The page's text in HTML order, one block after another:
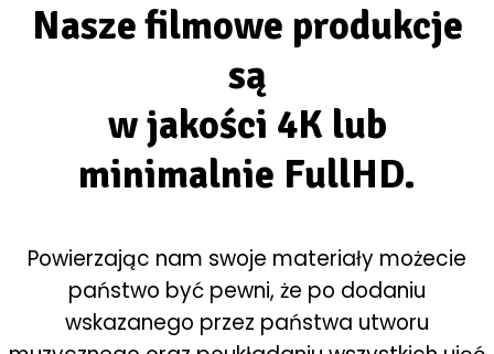
Nasze filmowe produkcje
są
w jakości 4K lub
minimalnie FullHD.
Powierzając nam swoje materiały możecie
państwo być pewni, że po dodaniu
wskazanego przez państwa utworu